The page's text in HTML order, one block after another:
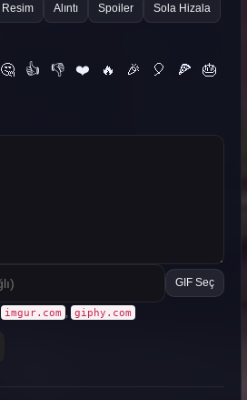
Resim Alıntı Spoiler Sola Hizala
🤔 👍 👎 ❤️ 🔥 🎉 🎈 🍕
🎂
GIF Seç
imgur.com giphy.com